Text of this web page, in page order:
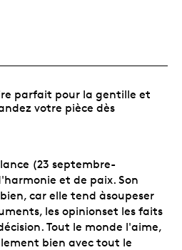
parfait pour la gentille et
votre pièce dès
(23 septembre-
et de paix. Son
car elle tend àsoupeser
les opinionset les faits
Tout le monde l'aime,
bien avec tout le